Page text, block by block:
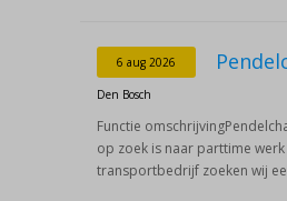
6 aug 2026
Den Bosch
Functie
op zoek is naar parttime
transportbedrijf zoeken wij